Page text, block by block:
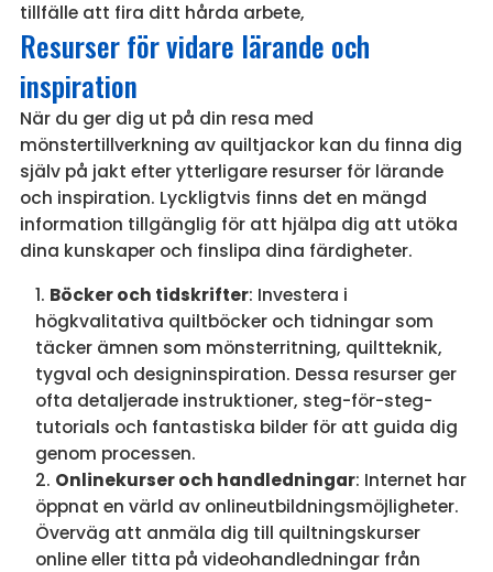
tillfälle att fira ditt hårda arbete,
Resurser för vidare lärande och
inspiration
När du ger dig ut på din resa med
mönstertillverkning av quiltjackor kan du finna dig
själv på jakt efter ytterligare resurser för lärande
och inspiration. Lyckligtvis finns det en mängd
information tillgänglig för att hjälpa dig att utöka
dina kunskaper och finslipa dina färdigheter.
Böcker och tidskrifter: Investera i
högkvalitativa quiltböcker och tidningar som
täcker ämnen som mönsterritning, quiltteknik,
tygval och designinspiration. Dessa resurser ger
ofta detaljerade instruktioner, steg-för-steg-
tutorials och fantastiska bilder för att guida dig
genom processen.
Onlinekurser och handledningar: Internet har
öppnat en värld av onlineutbildningsmöjligheter.
Överväg att anmäla dig till quiltningskurser
online eller titta på videohandledningar från